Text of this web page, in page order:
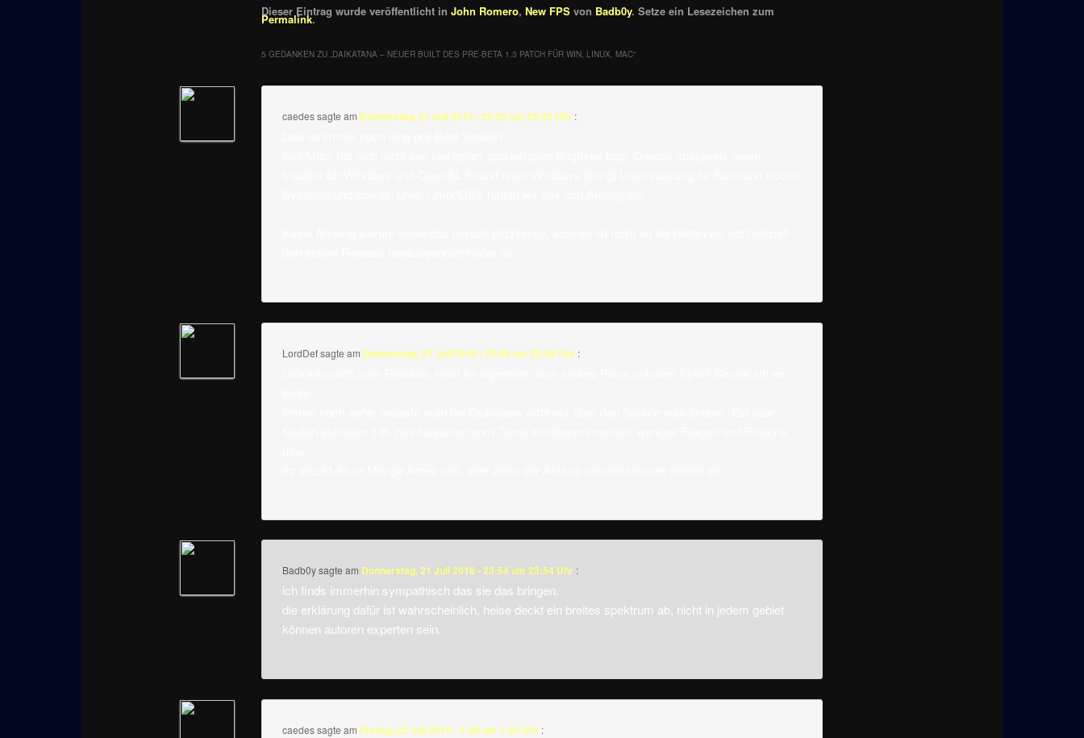
Dieser Eintrag wurde veröffentlicht inJohn Romero,New FPS von Badb0y. Setze ein Lesezeichen zum
Permalink.
5 GEDANKEN ZU „ DAIKATANA – NEUER BUILT DES PRE-BETA 1.3 PATCH FÜR WIN, LINUX, MAC“
caedessagte am Donnerstag, 21 Juli 2016 - 23:22 um 23:22 Uhr :
LordDefsagte am Donnerstag, 21 Juli 2016 - 23:49 um 23:49 Uhr :
Badb0ysagte am Donnerstag, 21 Juli 2016 - 23:54 um 23:54 Uhr :
ich finds immerhin sympathisch das sie das bringen.
die erklärung dafür ist wahrscheinlich, heise deckt ein breites spektrum ab, nicht in jedem gebiet
können autoren experten sein.
caedessagte am Freitag, 22 Juli 2016 - 1:20 um 1:20 Uhr :